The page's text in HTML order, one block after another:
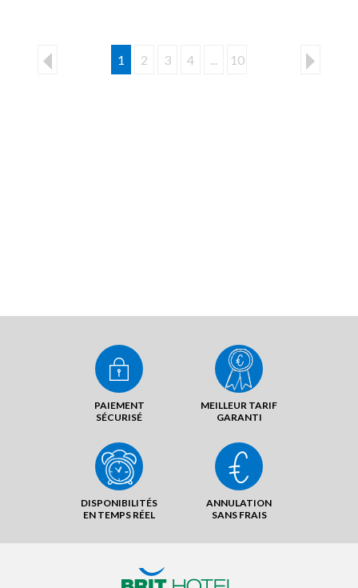
1 2 3 4 ... 10
PAIEMENT
SÉCURISÉ
MEILLEUR TARIF
GARANTI
DISPONIBILITÉS
EN TEMPS RÉEL
ANNULATION
SANS FRAIS